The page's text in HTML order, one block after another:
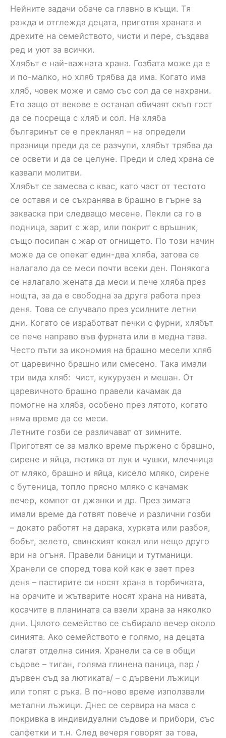
Нейните задачи обаче са главно в къщи. Тя
ражда и отглежда децата, приготвя храната и
дрехите на семейството, чисти и пере, създава
ред и уют за всички.
Хлябът е най-важната храна. Гозбата може да е
и по-малко, но хляб трябва да има. Когато има
хляб, човек може и само със сол да се нахрани.
Ето защо от векове е останал обичаят скъп гост
да се посреща с хляб и сол. На хляба
българинът се е прекланял – на определи
празници преди да се разчупи, хлябът трябва да
се освети и да се целуне. Преди и след храна се
казвали молитви.
Хлябът се замесва с квас, като част от тестото
се оставя и се съхранява в брашно в гърне за
закваска при следващо месене. Пекли са го в
подница, зарит с жар, или покрит с връшник,
също посипан с жар от огнището. По този начин
може да се опекат един-два хляба, затова се
налагало да се меси почти всеки ден. Понякога
се налагало жената да меси и пече хляба през
нощта, за да е свободна за друга работа през
деня. Това се случвало през усилните летни
дни. Когато се изработват печки с фурни, хлябът
се пече направо във фурната или в медна тава.
Често пъти за икономия на брашно месели хляб
от царевично брашно или смесено. Така имали
три вида хляб: чист, кукурузен и мешан. От
царевичното брашно правели качамак да
помогне на хляба, особено през лятото, когато
няма време да се меси.
Летните гозби се различават от зимните.
Приготвят се за малко време пържено с брашно,
сирене и яйца, лютика от лук и чушки, млечница
от мляко, брашно и яйца, кисело мляко, сирене
с бутеница, топло прясно мляко с качамак
вечер, компот от джанки и др. През зимата
имали време да готвят повече и различни гозби
– докато работят на дарака, хурката или разбоя,
бобът, зелето, свинският кокал или нещо друго
ври на огъня. Правели баници и тутманици.
Хранели се според това кой как е зает през
деня – пастирите си носят храна в торбичката,
на орачите и жътварите носят храна на нивата,
косачите в планината са взели храна за няколко
дни. Цялото семейство се събирало вечер около
синията. Ако семейството е голямо, на децата
слагат отделна синия. Хранели са се в общи
съдове – тиган, голяма глинена паница, пар /
дървен съд за лютиката/ – с дървени лъжици
или топят с ръка. В по-ново време използвали
метални лъжици. Днес се сервира на маса с
покривка в индивидуални съдове и прибори, със
салфетки и т.н. След вечеря говорят за това,